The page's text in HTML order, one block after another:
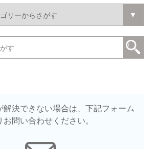
解決できない場合は、下記フォーム
お問い合わせください。